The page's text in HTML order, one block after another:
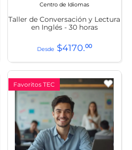
Centro de Idiomas
Taller de Conversación y Lectura
en Inglés - 30 horas
$4170.00
Favoritos TEC